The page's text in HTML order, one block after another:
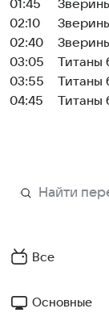
01:45
02:10
02:40
03:05
Титаны
03:55
Титаны
04:45
Титаны
Все
Основные